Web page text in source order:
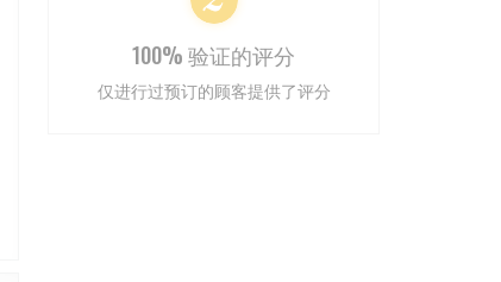
100% 验证的评分
仅进行过预订的顾客提供了评分